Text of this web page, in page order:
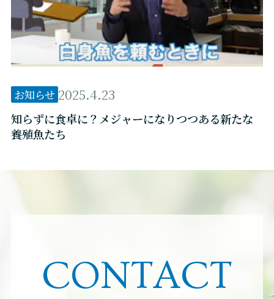
お知らせ 2025.4.23
知らずに食卓に？メジャーになりつつある新たな
養殖魚たち
CONTACT